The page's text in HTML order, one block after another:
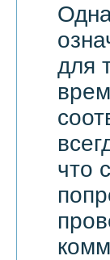
для
что